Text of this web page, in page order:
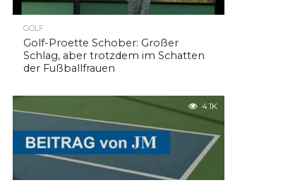
GOLF
Golf-Proette Schober: Großer
Schlag, aber trotzdem im Schatten
der Fußballfrauen
4.1K